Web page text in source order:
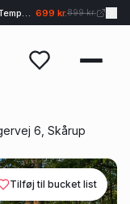
Sand 699 kr.899 kr.
6, Skårup
Tilføj til bucket list